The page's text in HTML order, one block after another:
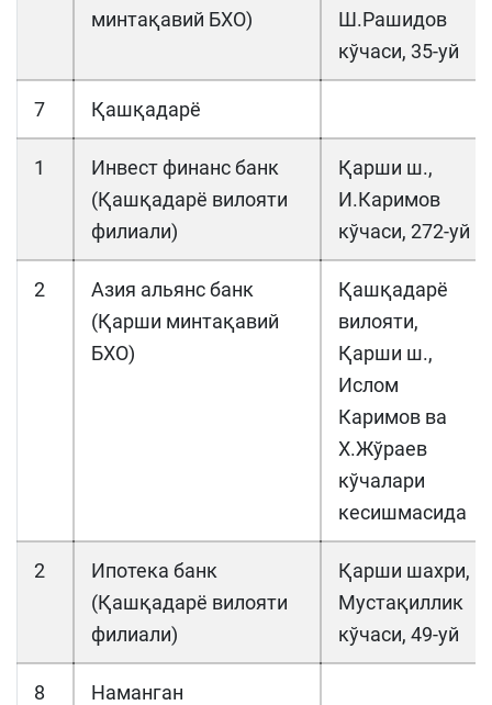
минтақавий БХО)
Ш.Рашидов
кўчаси, 35-уй
7 Қашқадарё
1
Инвест финанс банк
(Қашқадарё вилояти
филиали)
Қарши ш.,
И.Каримов
кўчаси, 272-уй
2
Азия альянс банк
(Қарши минтақавий
БХО)
Қашқадарё
вилояти,
Қарши ш.,
Ислом
Каримов ва
Х.Жўраев
кўчалари
кесишмасида
2
Ипотека банк
(Қашқадарё вилояти
филиали)
Қарши шахри,
Мустақиллик
кўчаси, 49-уй
8 Наманган